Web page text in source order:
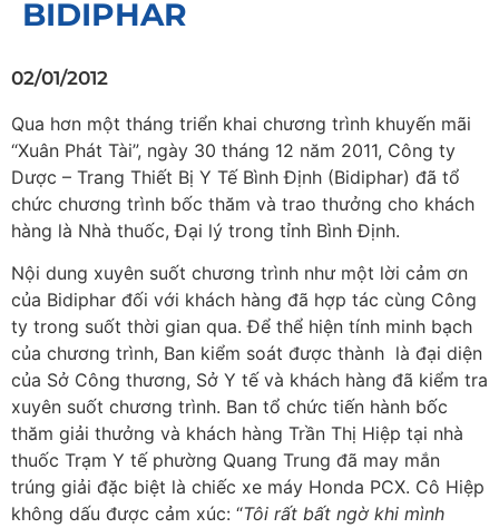
BIDIPHAR
02/01/2012
Qua hơn một tháng triển khai chương trình khuyến mãi
“Xuân Phát Tài”, ngày 30 tháng 12 năm 2011, Công ty
Dược – Trang Thiết Bị Y Tế Bình Định (Bidiphar) đã tổ
chức chương trình bốc thăm và trao thưởng cho khách
hàng là Nhà thuốc, Đại lý trong tỉnh Bình Định.
Nội dung xuyên suốt chương trình như một lời cảm ơn
của Bidiphar đối với khách hàng đã hợp tác cùng Công
ty trong suốt thời gian qua. Để thể hiện tính minh bạch
của chương trình, Ban kiểm soát được thành là đại diện
của Sở Công thương, Sở Y tế và khách hàng đã kiểm tra
xuyên suốt chương trình. Ban tổ chức tiến hành bốc
thăm giải thưởng và khách hàng Trần Thị Hiệp tại nhà
thuốc Trạm Y tế phường Quang Trung đã may mắn
trúng giải đặc biệt là chiếc xe máy Honda PCX. Cô Hiệp
không dấu được cảm xúc: “Tôi rất bất ngờ khi mình